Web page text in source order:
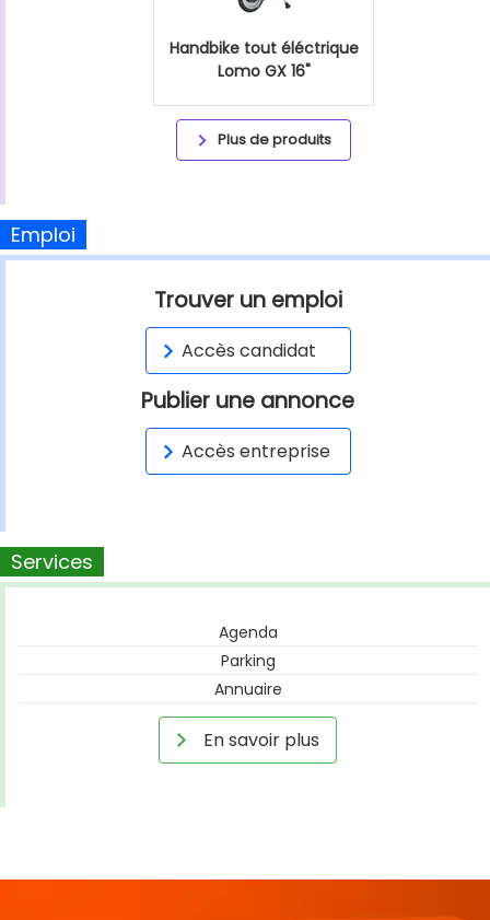
Handbike tout éléctrique
Lomo GX 16"
Plus de produits
Emploi
Trouver un emploi
Accès candidat
Publier une annonce
Accès entreprise
Services
Agenda
Parking
Annuaire
En savoir plus